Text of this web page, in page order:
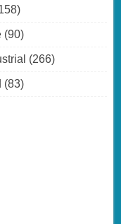
(90)
(266)
(83)